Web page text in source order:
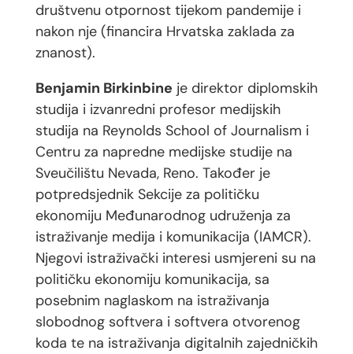
društvenu otpornost tijekom pandemije i
nakon nje (financira Hrvatska zaklada za
znanost).
Benjamin Birkinbine je direktor diplomskih
studija i izvanredni profesor medijskih
studija na Reynolds School of Journalism i
Centru za napredne medijske studije na
Sveučilištu Nevada, Reno. Također je
potpredsjednik Sekcije za političku
ekonomiju Međunarodnog udruženja za
istraživanje medija i komunikacija (IAMCR).
Njegovi istraživački interesi usmjereni su na
političku ekonomiju komunikacija, sa
posebnim naglaskom na istraživanja
slobodnog softvera i softvera otvorenog
koda te na istraživanja digitalnih zajedničkih